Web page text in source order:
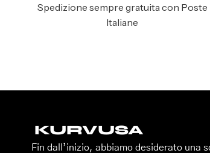
Spedizione sempre gratuita con Poste
Italiane
KURVUSA
Fin dall’inizio, abbiamo desiderato una